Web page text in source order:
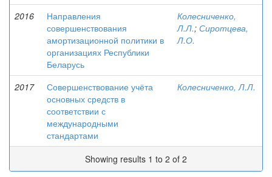
2016
Направления
совершенствования
амортизационной политики в
организациях Республики
Беларусь
Колесниченко,
Л.Л.; Сиротцева,
Л.О.
2017
Совершенствование учёта
основных средств в
соответствии с
международными
стандартами
Колесниченко, Л.Л.
Showing results 1 to 2 of 2